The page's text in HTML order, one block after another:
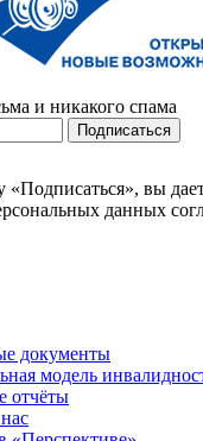
и никакого спама
вы
данных
документы
модель
отчёты